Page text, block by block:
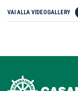
VAI ALLA VIDEOGALLERY